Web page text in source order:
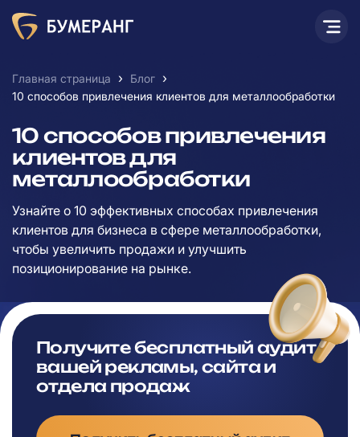
Главная страница › Блог ›
10 способов привлечения клиентов для металлообработки
10 способов привлечения
клиентов для
металлообработки
Узнайте о 10 эффективных способах привлечения
клиентов для бизнеса в сфере металлообработки,
чтобы увеличить продажи и улучшить
позиционирование на рынке.
Получите бесплатный аудит
вашей рекламы, сайта и
отдела продаж